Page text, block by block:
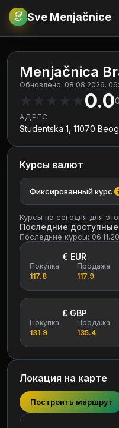
€RSD Sve Menjačnice
Menjačnica
Обновлено: 08.08.2026.
★ ★ ★ ★ ★0.00
АДРЕС
Studentska 1, 11070
Курсы валют
Фиксированный курс
Курсы на сегодня для
Последние
Последние курсы:
€ EUR
Покупка
117.8
Продажа
117.9
£ GBP
Покупка
131.9
Продажа
135.4
Локация на карте
Построить маршрут